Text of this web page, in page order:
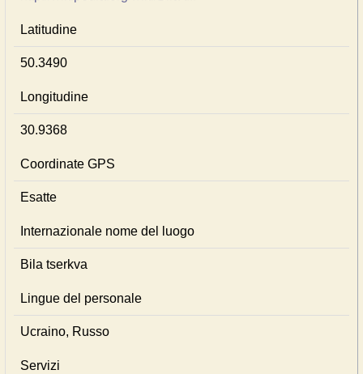
Latitudine
50.3490
Longitudine
30.9368
Coordinate GPS
Esatte
Internazionale nome del luogo
Bila tserkva
Lingue del personale
Ucraino, Russo
Servizi